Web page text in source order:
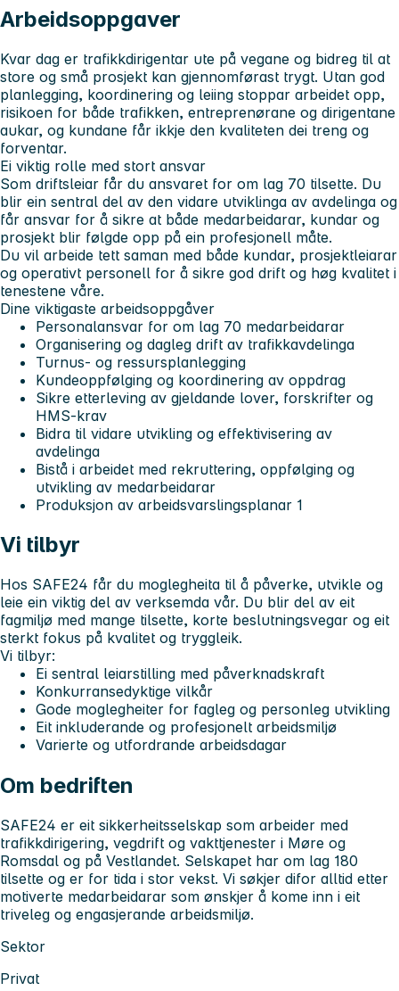
Arbeidsoppgaver
Kvar dag er trafikkdirigentar ute på vegane og bidreg til at
store og små prosjekt kan gjennomførast trygt. Utan god
planlegging, koordinering og leiing stoppar arbeidet opp,
risikoen for både trafikken, entreprenørane og dirigentane
aukar, og kundane får ikkje den kvaliteten dei treng og
forventar.
Ei viktig rolle med stort ansvar
Som driftsleiar får du ansvaret for om lag 70 tilsette. Du
blir ein sentral del av den vidare utviklinga av avdelinga og
får ansvar for å sikre at både medarbeidarar, kundar og
prosjekt blir følgde opp på ein profesjonell måte.
Du vil arbeide tett saman med både kundar, prosjektleiarar
og operativt personell for å sikre god drift og høg kvalitet i
tenestene våre.
Dine viktigaste arbeidsoppgåver
Personalansvar for om lag 70 medarbeidarar
Organisering og dagleg drift av trafikkavdelinga
Turnus- og ressursplanlegging
Kundeoppfølging og koordinering av oppdrag
Sikre etterleving av gjeldande lover, forskrifter og
HMS-krav
Bidra til vidare utvikling og effektivisering av
avdelinga
Bistå i arbeidet med rekruttering, oppfølging og
utvikling av medarbeidarar
Produksjon av arbeidsvarslingsplanar 1
Vi tilbyr
Hos SAFE24 får du moglegheita til å påverke, utvikle og
leie ein viktig del av verksemda vår. Du blir del av eit
fagmiljø med mange tilsette, korte beslutningsvegar og eit
sterkt fokus på kvalitet og tryggleik.
Vi tilbyr:
Ei sentral leiarstilling med påverknadskraft
Konkurransedyktige vilkår
Gode moglegheiter for fagleg og personleg utvikling
Eit inkluderande og profesjonelt arbeidsmiljø
Varierte og utfordrande arbeidsdagar
Om bedriften
SAFE24 er eit sikkerheitsselskap som arbeider med
trafikkdirigering, vegdrift og vakttjenester i Møre og
Romsdal og på Vestlandet. Selskapet har om lag 180
tilsette og er for tida i stor vekst. Vi søkjer difor alltid etter
motiverte medarbeidarar som ønskjer å kome inn i eit
triveleg og engasjerande arbeidsmiljø.
Sektor
Privat